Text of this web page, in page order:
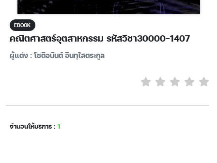
EBOOK
คณิตศาสตร์อุตสาหกรรม รหัสวิชา30000-1407
ผู้แต่ง : โชติอนันต์ อินทุใสตระกูล
จำนวนให้บริการ : 1